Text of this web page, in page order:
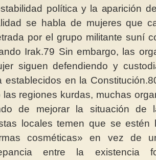
política y la aparición
se habla de mujeres que
por el grupo militante suní
Irak.79 Sin embargo, las
siguen defendiendo y
establecidos en la
las regiones kurdas, muchas
de mejorar la situación de
locales temen que se
cosméticas» en vez de
entre la